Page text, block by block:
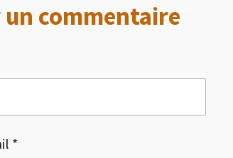
commentaire
*